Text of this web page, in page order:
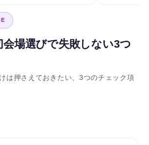
会場選びで失敗しない3つ
は押さえておきたい、3つのチェック項